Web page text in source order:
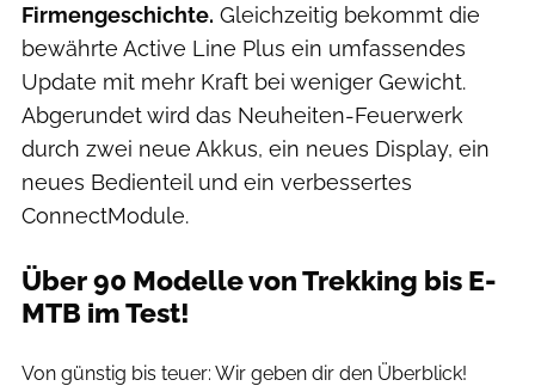
Firmengeschichte. Gleichzeitig bekommt die
bewährte Active Line Plus ein umfassendes
Update mit mehr Kraft bei weniger Gewicht.
Abgerundet wird das Neuheiten-Feuerwerk
durch zwei neue Akkus, ein neues Display, ein
neues Bedienteil und ein verbessertes
ConnectModule.
Über 90 Modelle von Trekking bis E-
MTB im Test!
Von günstig bis teuer: Wir geben dir den Überblick!